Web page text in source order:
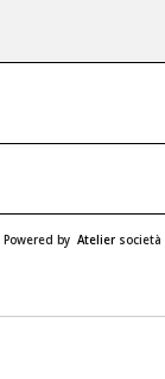
by Atelier società